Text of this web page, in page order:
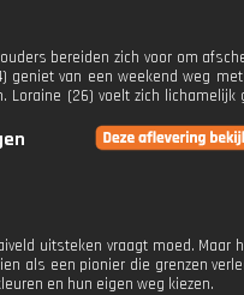
bereiden zich voor om
geniet van een weekend weg
(26) voelt zich lichamelijk
uitsteken vraagt moed. Maar
als een pionier die grenzen
en hun eigen weg kiezen.